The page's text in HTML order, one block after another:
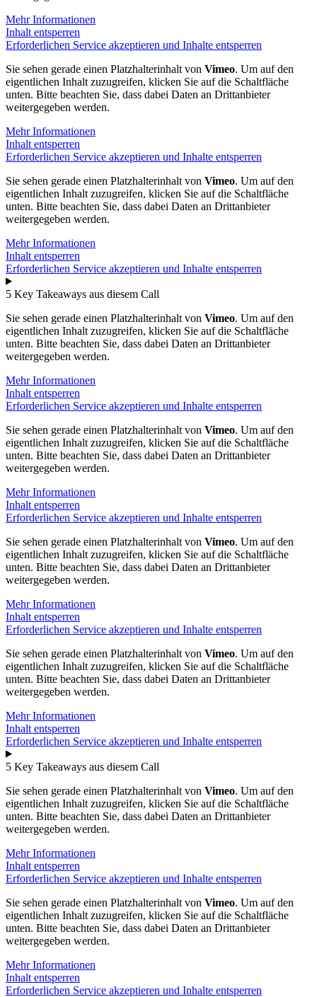
Mehr Informationen
Inhalt entsperren
Erforderlichen Service akzeptieren und Inhalte entsperren
Sie sehen gerade einen Platzhalterinhalt von Vimeo. Um auf den
eigentlichen Inhalt zuzugreifen, klicken Sie auf die Schaltfläche
unten. Bitte beachten Sie, dass dabei Daten an Drittanbieter
weitergegeben werden.
Mehr Informationen
Inhalt entsperren
Erforderlichen Service akzeptieren und Inhalte entsperren
Sie sehen gerade einen Platzhalterinhalt von Vimeo. Um auf den
eigentlichen Inhalt zuzugreifen, klicken Sie auf die Schaltfläche
unten. Bitte beachten Sie, dass dabei Daten an Drittanbieter
weitergegeben werden.
Mehr Informationen
Inhalt entsperren
Erforderlichen Service akzeptieren und Inhalte entsperren
5 Key Takeaways aus diesem Call
Sie sehen gerade einen Platzhalterinhalt von Vimeo. Um auf den
eigentlichen Inhalt zuzugreifen, klicken Sie auf die Schaltfläche
unten. Bitte beachten Sie, dass dabei Daten an Drittanbieter
weitergegeben werden.
Mehr Informationen
Inhalt entsperren
Erforderlichen Service akzeptieren und Inhalte entsperren
Sie sehen gerade einen Platzhalterinhalt von Vimeo. Um auf den
eigentlichen Inhalt zuzugreifen, klicken Sie auf die Schaltfläche
unten. Bitte beachten Sie, dass dabei Daten an Drittanbieter
weitergegeben werden.
Mehr Informationen
Inhalt entsperren
Erforderlichen Service akzeptieren und Inhalte entsperren
Sie sehen gerade einen Platzhalterinhalt von Vimeo. Um auf den
eigentlichen Inhalt zuzugreifen, klicken Sie auf die Schaltfläche
unten. Bitte beachten Sie, dass dabei Daten an Drittanbieter
weitergegeben werden.
Mehr Informationen
Inhalt entsperren
Erforderlichen Service akzeptieren und Inhalte entsperren
Sie sehen gerade einen Platzhalterinhalt von Vimeo. Um auf den
eigentlichen Inhalt zuzugreifen, klicken Sie auf die Schaltfläche
unten. Bitte beachten Sie, dass dabei Daten an Drittanbieter
weitergegeben werden.
Mehr Informationen
Inhalt entsperren
Erforderlichen Service akzeptieren und Inhalte entsperren
5 Key Takeaways aus diesem Call
Sie sehen gerade einen Platzhalterinhalt von Vimeo. Um auf den
eigentlichen Inhalt zuzugreifen, klicken Sie auf die Schaltfläche
unten. Bitte beachten Sie, dass dabei Daten an Drittanbieter
weitergegeben werden.
Mehr Informationen
Inhalt entsperren
Erforderlichen Service akzeptieren und Inhalte entsperren
Sie sehen gerade einen Platzhalterinhalt von Vimeo. Um auf den
eigentlichen Inhalt zuzugreifen, klicken Sie auf die Schaltfläche
unten. Bitte beachten Sie, dass dabei Daten an Drittanbieter
weitergegeben werden.
Mehr Informationen
Inhalt entsperren
Erforderlichen Service akzeptieren und Inhalte entsperren